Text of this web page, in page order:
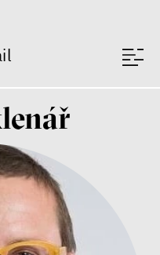
o to, jaké peníze
mít, ale čí budou, říká
Palanský
Palanský, Petr Bittner